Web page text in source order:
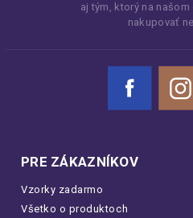
aj tým, ktorý na
nakupovať
Facebook
PRE ZÁKAZNÍKOV
Vzorky zadarmo
Všetko o produktoch